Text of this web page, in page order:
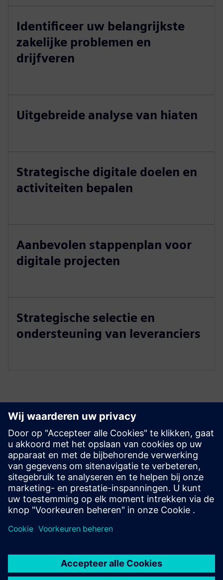
Identificeer uw belangrijkste
zakelijke problemen en
drijfveren
Uitgebreide analyse van hiaten
Strategische digitale doelen en
activiteiten bepalen
Aanbevolen stappenplan voor
digitale projecten
Strategische selectie en
ondersteuning van leveranciers
Ontdek bronnen en
gerelateerde producten
Vereisten